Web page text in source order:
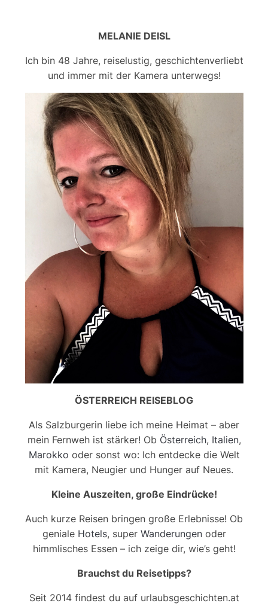
MELANIE DEISL
Ich bin 48 Jahre, reiselustig, geschichtenverliebt
und immer mit der Kamera unterwegs!
ÖSTERREICH REISEBLOG
Als Salzburgerin liebe ich meine Heimat – aber
mein Fernweh ist stärker! Ob Österreich, Italien,
Marokko oder sonst wo: Ich entdecke die Welt
mit Kamera, Neugier und Hunger auf Neues.
Kleine Auszeiten, große Eindrücke!
Auch kurze Reisen bringen große Erlebnisse! Ob
geniale Hotels, super Wanderungenoder
himmlisches Essen – ich zeige dir, wie’s geht!
Brauchst du Reisetipps?
Seit 2014 findest du auf urlaubsgeschichten.at